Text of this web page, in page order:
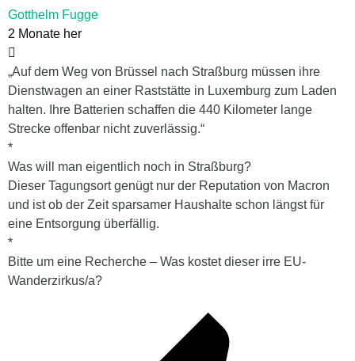
Gotthelm Fugge
2 Monate her
„Auf dem Weg von Brüssel nach Straßburg müssen ihre
Dienstwagen an einer Raststätte in Luxemburg zum Laden
halten. Ihre Batterien schaffen die 440 Kilometer lange
Strecke offenbar nicht zuverlässig.“
*
Was will man eigentlich noch in Straßburg?
Dieser Tagungsort genügt nur der Reputation von Macron
und ist ob der Zeit sparsamer Haushalte schon längst für
eine Entsorgung überfällig.
*
Bitte um eine Recherche – Was kostet dieser irre EU-
Wanderzirkus/a?